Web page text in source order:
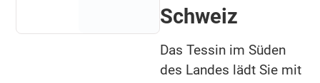
Schweiz
Das Tessin im Süden
des Landes lädt Sie mit